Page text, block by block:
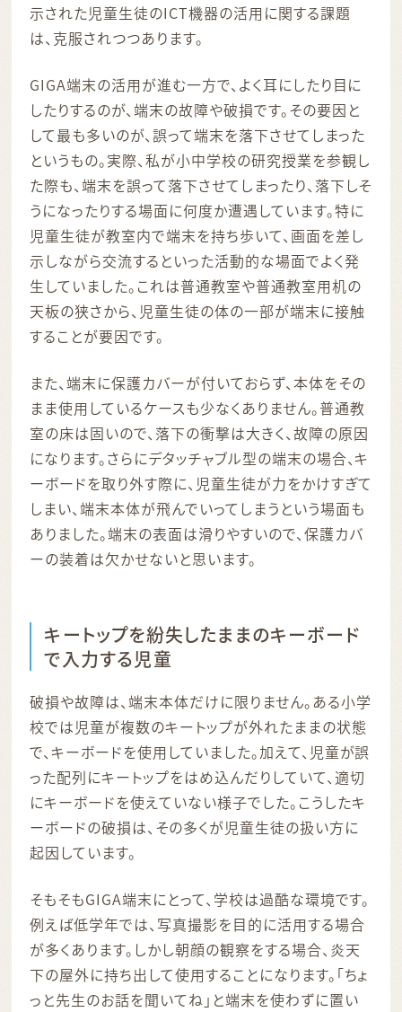
示された児童生徒のICT機器の活用に関する課題
は、克服されつつあります。
GIGA端末の活用が進む一方で、よく耳にしたり目に
したりするのが、端末の故障や破損です。その要因と
して最も多いのが、誤って端末を落下させてしまった
というもの。実際、私が小中学校の研究授業を参観し
た際も、端末を誤って落下させてしまったり、落下しそ
うになったりする場面に何度か遭遇しています。特に
児童生徒が教室内で端末を持ち歩いて、画面を差し
示しながら交流するといった活動的な場面でよく発
生していました。これは普通教室や普通教室用机の
天板の狭さから、児童生徒の体の一部が端末に接触
することが要因です。
また、端末に保護カバーが付いておらず、本体をその
まま使用しているケースも少なくありません。普通教
室の床は固いので、落下の衝撃は大きく、故障の原因
になります。さらにデタッチャブル型の端末の場合、キ
ーボードを取り外す際に、児童生徒が力をかけすぎて
しまい、端末本体が飛んでいってしまうという場面も
ありました。端末の表面は滑りやすいので、保護カバ
ーの装着は欠かせないと思います。
キートップを紛失したままのキーボード
で入力する児童
破損や故障は、端末本体だけに限りません。ある小学
校では児童が複数のキートップが外れたままの状態
で、キーボードを使用していました。加えて、児童が誤
った配列にキートップをはめ込んだりしていて、適切
にキーボードを使えていない様子でした。こうしたキ
ーボードの破損は、その多くが児童生徒の扱い方に
起因しています。
そもそもGIGA端末にとって、学校は過酷な環境です。
例えば低学年では、写真撮影を目的に活用する場合
が多くあります。しかし朝顔の観察をする場合、炎天
下の屋外に持ち出して使用することになります。「ちょ
っと先生のお話を聞いてね」と端末を使わずに置い